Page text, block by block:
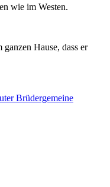
wie im Westen.
Hause, dass er
Brüdergemeine